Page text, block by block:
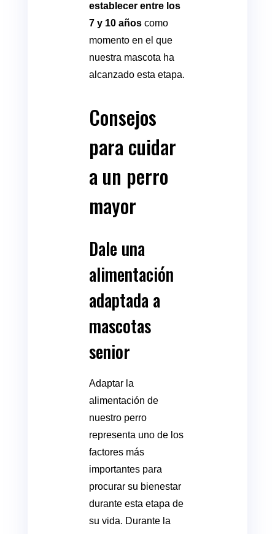
establecer entre los
7 y 10 añoscomo
momento en el que
nuestra mascota ha
alcanzado esta etapa.
Consejos
para cuidar
a un perro
mayor
Dale una
alimentación
adaptada a
mascotas
senior
Adaptar la
alimentación de
nuestro perro
representa uno de los
factores más
importantes para
procurar su bienestar
durante esta etapa de
su vida. Durante la